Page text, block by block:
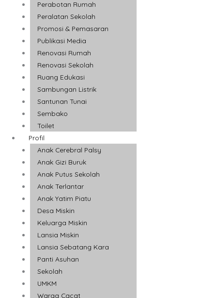
Perabotan Rumah
Peralatan Sekolah
Promosi & Pemasaran
Publikasi Media
Renovasi Rumah
Renovasi Sekolah
Ruang Edukasi
Sambungan Listrik
Santunan Tunai
Sembako
Toilet
Profil
Anak Cerebral Palsy
Anak Gizi Buruk
Anak Putus Sekolah
Anak Terlantar
Anak Yatim Piatu
Desa Miskin
Keluarga Miskin
Lansia Miskin
Lansia Sebatang Kara
Panti Asuhan
Sekolah
UMKM
Warga Cacat